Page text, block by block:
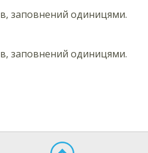
заповнений одиницями.
заповнений одиницями.